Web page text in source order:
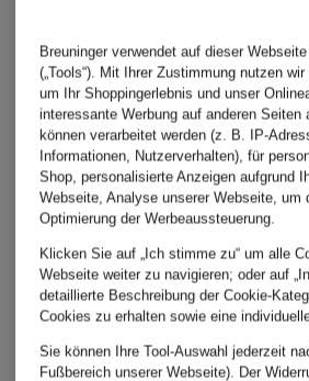
7 for all
mankind
AG
Jeans
Breuninger verwendet auf dieser
(„Tools“). Mit Ihrer Zustimmung nutzen
um Ihr Shoppingerlebnis und unser
interessante Werbung auf anderen
können verarbeitet werden (z. B. IP-
Informationen, Nutzerverhalten), für
Shop, personalisierte Anzeigen aufgrund
Webseite, Analyse unserer Webseite,
Optimierung der Werbeaussteuerung.
Klicken Sie auf „Ich stimme zu“ um alle
Webseite weiter zu navigieren; oder auf
detaillierte Beschreibung der Cookie-
Cookies zu erhalten sowie eine
Sie können Ihre Tool-Auswahl jederzeit
Fußbereich unserer Webseite). Der